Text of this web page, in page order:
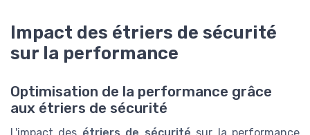
Impact des étriers de sécurité
sur la performance
Optimisation de la performance grâce
aux étriers de sécurité